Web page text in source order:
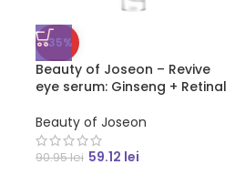
-35%
Beauty of Joseon – Revive
eye serum: Ginseng + Retinal
Beauty of Joseon
90.95lei 59.12 lei